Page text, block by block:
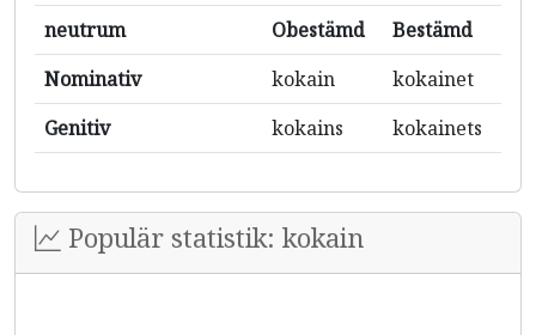
neutrum
Obestämd
Bestämd
Nominativ
kokain
kokainet
Genitiv
kokains kokainets
Populär statistik: kokain